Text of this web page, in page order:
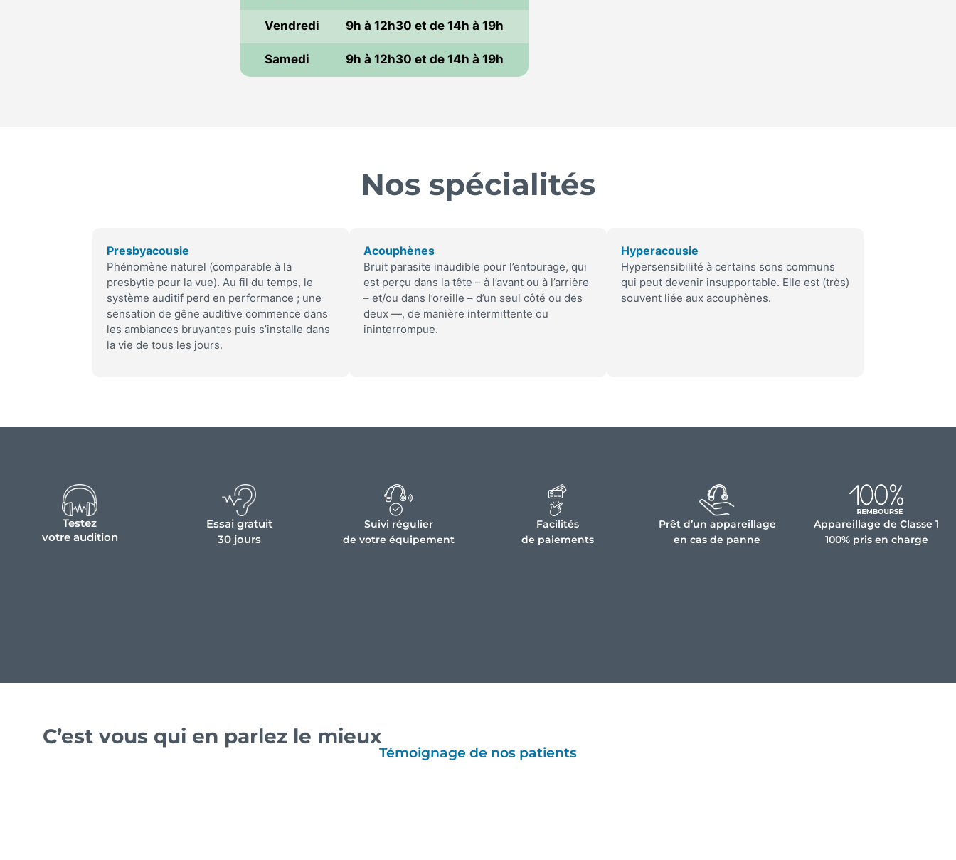
Vendredi 9h à 12h30 et de 14h à 19h
Samedi 9h à 12h30 et de 14h à 19h
Nos spécialités
Presbyacousie
Phénomène naturel (comparable à la
presbytie pour la vue). Au fil du temps, le
système auditif perd en performance ; une
sensation de gêne auditive commence dans
les ambiances bruyantes puis s’installe dans
la vie de tous les jours.
Acouphènes
Bruit parasite inaudible pour l’entourage, qui
est perçu dans la tête – à l’avant ou à l’arrière
– et/ou dans l’oreille – d’un seul côté ou des
deux —, de manière intermittente ou
ininterrompue.
Hyperacousie
Hypersensibilité à certains sons communs
qui peut devenir insupportable. Elle est (très)
souvent liée aux acouphènes.
Testez
votre audition
Essai gratuit
30 jours
Suivi régulier
de votre équipement
Facilités
de paiements
Prêt d’un appareillage
en cas de panne
Appareillage de Classe 1
100% pris en charge
C’est vous qui en parlez le mieux
Témoignage de nos patients